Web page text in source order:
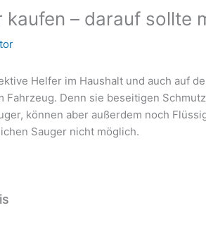
kaufen – darauf sollte
Helfer im Haushalt und auch auf
Fahrzeug. Denn sie beseitigen
können aber außerdem noch
Sauger nicht möglich.